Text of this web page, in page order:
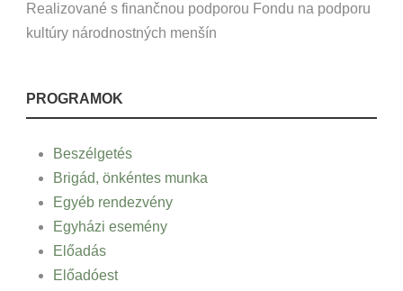
Realizované s finančnou podporou Fondu na podporu
kultúry národnostných menšín
PROGRAMOK
Beszélgetés
Brigád, önkéntes munka
Egyéb rendezvény
Egyházi esemény
Előadás
Előadóest